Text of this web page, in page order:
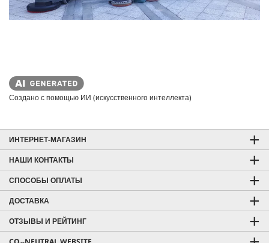
Создано с помощью ИИ (искусственного интеллекта)
ИНТЕРНЕТ-МАГАЗИН
НАШИ КОНТАКТЫ
СПОСОБЫ ОПЛАТЫ
ДОСТАВКА
ОТЗЫВЫ И РЕЙТИНГ